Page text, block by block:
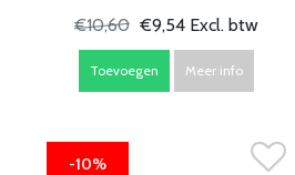
€10,60 €9,54 Excl. btw
Toevoegen Meer info
-10%